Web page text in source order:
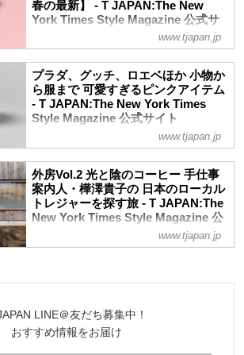
春の最新】 - T JAPAN:The New
York Times Style Magazine 公式サ
のひとつ。トゥシューズを思わせるフラッ
トシューズタイプや、スクエアトウとリボ
ンディテールを持つヒールのあるものま
で、バレエのエッセンスを取り入れた黒い
靴で、可愛らしさとマチュアな雰囲気を
www.tjapan.jp
プラダ、グッチ、ロエベほか 小物か
ら服まで 可愛すぎるピンクアイテム
- T JAPAN:The New York Times
Style Magazine 公式サイト
靴、バッグ、帽子にコートなど。ピンク色
を厳選。いくつになってもワクワクでき
る、ピンク色のアイテムに心をときめかせ
て
www.tjapan.jp
外房Vol.2 光と陰のコーヒー 手仕事
案内人・樺澤貴子の 日本のローカル
トレジャーを探す旅 - T JAPAN:The
New York Times Style Magazine 公
葉県・外房にスポットをあてる2回目は、
な風土に彩られた日本に存在する独自の
「地方カルチャー」＝ “ローカルトレジャ
www.tjapan.jp
LINE＠友だち募集中！
おすすめ情報をお届け